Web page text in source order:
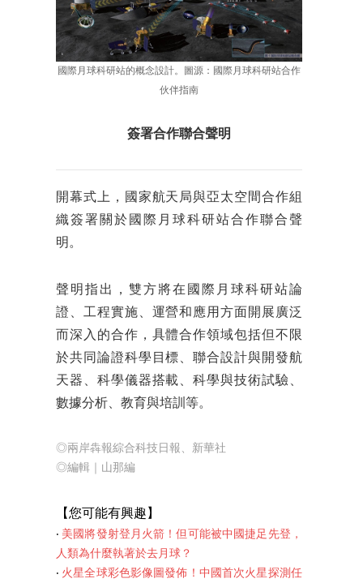
國際月球科研站的概念設計。圖源：國際月球科研站合作
伙伴指南
簽署合作聯合聲明
開幕式上，國家航天局與亞太空間合作組
織簽署關於國際月球科研站合作聯合聲
明。
聲明指出，雙方將在國際月球科研站論
證、工程實施、運營和應用方面開展廣泛
而深入的合作，具體合作領域包括但不限
於共同論證科學目標、聯合設計與開發航
天器、科學儀器搭載、科學與技術試驗、
數據分析、教育與培訓等。
◎兩岸犇報綜合科技日報、新華社
◎編輯｜山那編
【您可能有興趣】
‧ 美國將發射登月火箭！但可能被中國捷足先登，
人類為什麼執著於去月球？
‧ 火星全球彩色影像圖發佈！中國首次火星探測任